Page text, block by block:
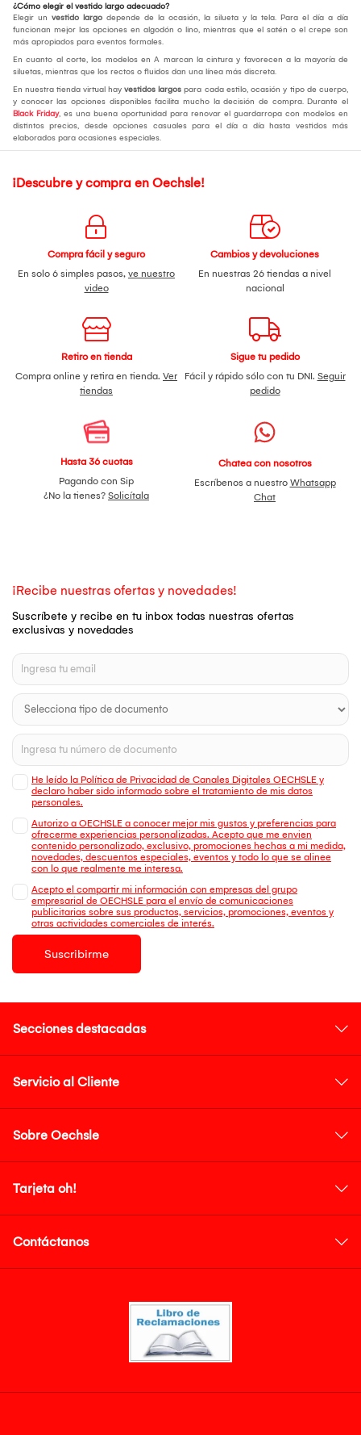
¿Cómo elegir el vestido largo adecuado?
Elegir un vestido largo depende de la ocasión, la silueta y la tela. Para el día a día
funcionan mejor las opciones en algodón o lino, mientras que el satén o el crepe son
más apropiados para eventos formales.
En cuanto al corte, los modelos en A marcan la cintura y favorecen a la mayoría de
siluetas, mientras que los rectos o fluidos dan una línea más discreta.
En nuestra tienda virtual hay vestidos largos para cada estilo, ocasión y tipo de cuerpo,
y conocer las opciones disponibles facilita mucho la decisión de compra. Durante el
Black Friday, es una buena oportunidad para renovar el guardarropa con modelos en
distintos precios, desde opciones casuales para el día a día hasta vestidos más
elaborados para ocasiones especiales.
¡Descubre y compra en Oechsle!
Compra fácil y seguro
En solo 6 simples pasos, ve nuestro
video
Cambios y devoluciones
En nuestras 26 tiendas a nivel
nacional
Retiro en tienda
Compra online y retira en tienda. Ver
tiendas
Sigue tu pedido
Fácil y rápido sólo con tu DNI. Seguir
pedido
Hasta 36 cuotas
Pagando con Sip
¿No la tienes? Solicítala
Chatea con nosotros
Escríbenos a nuestro Whatsapp
Chat
¡Recibe nuestras ofertas y novedades!
Suscríbete y recibe en tu inbox todas nuestras ofertas
exclusivas y novedades
He leído la Política de Privacidad de Canales Digitales OECHSLE y
declaro haber sido informado sobre el tratamiento de mis datos
personales.
Autorizo a OECHSLE a conocer mejor mis gustos y preferencias para
ofrecerme experiencias personalizadas. Acepto que me envien
contenido personalizado, exclusivo, promociones hechas a mi medida,
novedades, descuentos especiales, eventos y todo lo que se alinee
con lo que realmente me interesa.
Acepto el compartir mi información con empresas del grupo
empresarial de OECHSLE para el envío de comunicaciones
publicitarias sobre sus productos, servicios, promociones, eventos y
otras actividades comerciales de interés.
Suscribirme
Secciones destacadas
Servicio al Cliente
Sobre Oechsle
Tarjeta oh!
Contáctanos